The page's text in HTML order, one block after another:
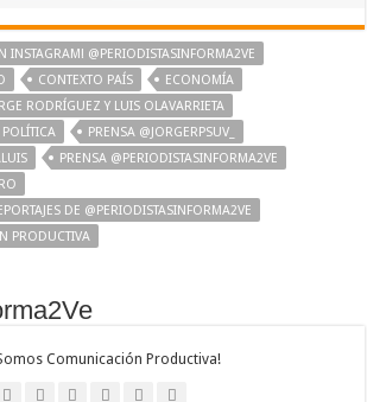
INSTAGRAM! @PERIODISTASINFORMA2VE
CONTEXTO PAÍS
ECONOMÍA
RODRÍGUEZ Y LUIS OLAVARRIETA
POLÍTICA
PRENSA @JORGERPSUV_
PRENSA @PERIODISTASINFORMA2VE
DE @PERIODISTASINFORMA2VE
PRODUCTIVA
Comunicación Productiva!